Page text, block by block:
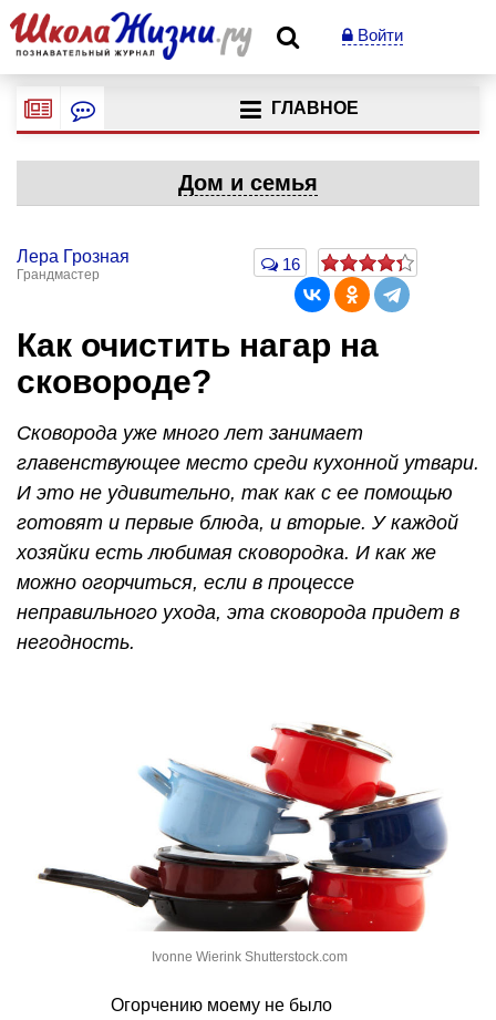
Войти
ГЛАВНОЕ
Дом и семья
Лера Грозная
Грандмастер
16
Как очистить нагар на
сковороде?
Сковорода уже много лет занимает
главенствующее место среди кухонной утвари.
И это не удивительно, так как с ее помощью
готовят и первые блюда, и вторые. У каждой
хозяйки есть любимая сковородка. И как же
можно огорчиться, если в процессе
неправильного ухода, эта сковорода придет в
негодность.
Ivonne Wierink Shutterstock.com
Огорчению моему не было